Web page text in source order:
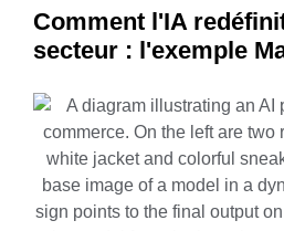
Comment l'IA
secteur : l'exemple